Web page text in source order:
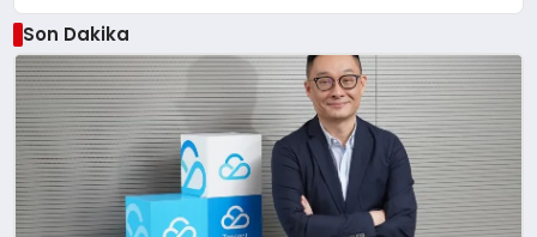
Son Dakika